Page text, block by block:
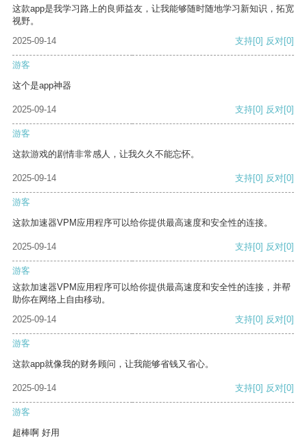
这款app是我学习路上的良师益友，让我能够随时随地学习新知识，拓宽
视野。
2025-09-14
支持[0] 反对[0]
游客
这个是app神器
2025-09-14 支持[0] 反对[0]
游客
这款游戏的剧情非常感人，让我久久不能忘怀。
2025-09-14 支持[0] 反对[0]
游客
这款加速器VPM应用程序可以给你提供最高速度和安全性的连接。
2025-09-14 支持[0] 反对[0]
游客
这款加速器VPM应用程序可以给你提供最高速度和安全性的连接，并帮
助你在网络上自由移动。
2025-09-14
支持[0] 反对[0]
游客
这款app就像我的财务顾问，让我能够省钱又省心。
2025-09-14 支持[0] 反对[0]
游客
超棒啊 好用